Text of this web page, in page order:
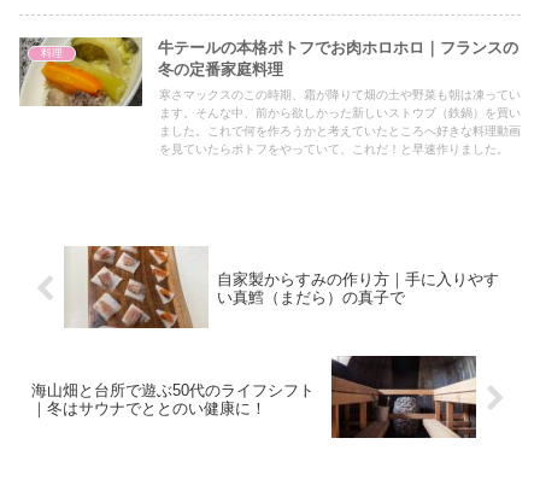
料理
牛テールの本格ポトフでお肉ホロホロ｜フランスの
冬の定番家庭料理
寒さマックスのこの時期、霜が降りて畑の土や野菜も朝は凍ってい
ます。そんな中、前から欲しかった新しいストウブ（鉄鍋）を買い
ました。これで何を作ろうかと考えていたところへ好きな料理動画
を見ていたらポトフをやっていて、これだ！と早速作りました。
自家製からすみの作り方｜手に入りやす
い真鱈（まだら）の真子で
海山畑と台所で遊ぶ50代のライフシフト
｜冬はサウナでととのい健康に！